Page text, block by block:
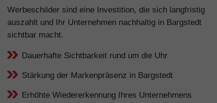
Werbeschilder sind eine Investition, die sich langfristig
auszahlt und Ihr Unternehmen nachhaltig in Bargstedt
sichtbar macht.
Dauerhafte Sichtbarkeit rund um die Uhr
Stärkung der Markenpräsenz in Bargstedt
Erhöhte Wiedererkennung Ihres Unternehmens